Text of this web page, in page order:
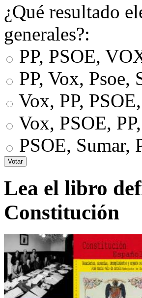
¿Qué resultado
generales?:
PP, PSOE,
PP, Vox, Psoe,
Vox, PP,
Vox, PSOE,
PSOE, Sumar,
Lea el libro
Constitución